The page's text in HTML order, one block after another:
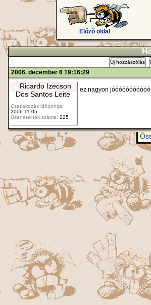
Előző oldal
Új hozzászólás
2006. december 6 19:16:29
Ricardo Izecson
Dos Santos Leite
Csatlakozás időpontja:
2006.11.05
Üzeneteinek száma: 225
ez nagyon